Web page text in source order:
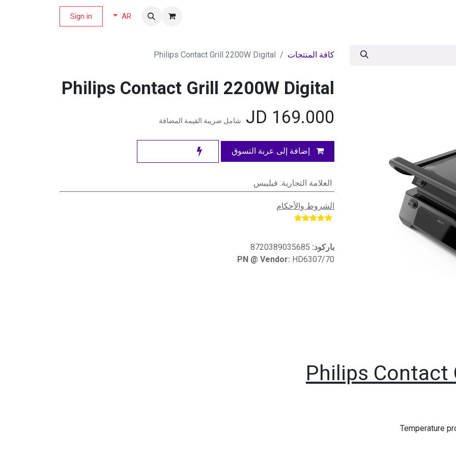
AR
Sign in
كافة المنتجات Philips Contact Grill 2200W Digital
Philips Contact Grill 2200W Digital
169.000
شامل ضريبة القيمة المضافة
إضافة إلى عربة التسوق
العلامة التجارية: فيليبس
الشروط والأحكام
باركود: 8720389035685
PN @ Vendor: HD6307/70
Philips Contact
Temperature